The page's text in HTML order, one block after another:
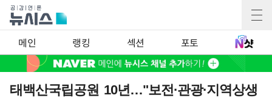
메인 랭킹 섹션 포토
태백산국립공원 10년…"보전·관광·지역상생